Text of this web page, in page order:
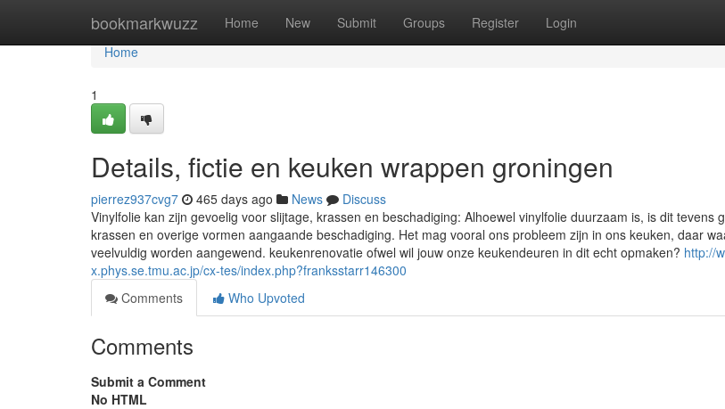
bookmarkwuzz Home New Submit Groups Register Login
Home
Home
1
Details, fictie en keuken wrappen groningen
pierrez937cvg7 465 days ago News
Discuss
Vinylfolie kan zijn gevoelig voor slijtage, krassen en beschadiging: Alhoewel vinylfolie duurzaam is, is dit tevens
krassen en overige vormen aangaande beschadiging. Het mag vooral ons probleem zijn in ons keuken, daar
veelvuldig worden aangewend. keukenrenovatie ofwel wil jouw onze keukendeuren in dit echt opmaken? http://
x.phys.se.tmu.ac.jp/cx-tes/index.php?franksstarr146300
Comments
Who Upvoted
Comments
Submit a Comment
No HTML